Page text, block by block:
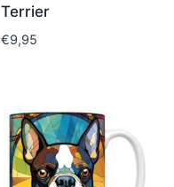
Terrier
€9,95